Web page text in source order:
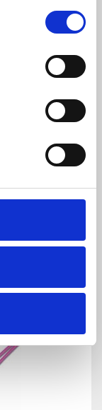
OM4, 1m
235 Kč